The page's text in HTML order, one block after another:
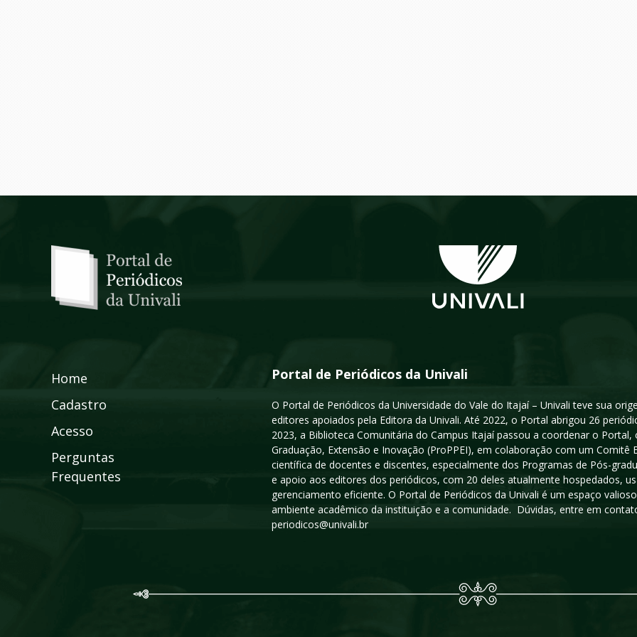
Home
Cadastro
Acesso
Perguntas
Frequentes
Portal de Periódicos da Univali
O Portal de Periódicos da Universidade do Vale do Itajaí – Univali teve sua
editores apoiados pela Editora da Univali. Até 2022, o Portal abrigou 26
2023, a Biblioteca Comunitária do Campus Itajaí passou a coordenar o
Graduação, Extensão e Inovação (ProPPEI), em colaboração com um
científica de docentes e discentes, especialmente dos Programas de Pós-
e apoio aos editores dos periódicos, com 20 deles atualmente hospedados,
gerenciamento eficiente. O Portal de Periódicos da Univali é um espaço
ambiente acadêmico da instituição e a comunidade. Dúvidas, entre em
periodicos@univali.br